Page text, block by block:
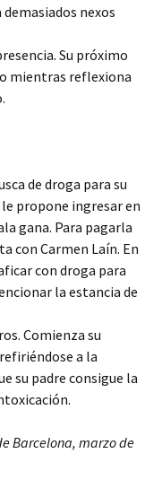
nexos
Su próximo
mientras reflexiona
de droga para su
propone ingresar en
gana. Para pagarla
con Carmen Laín. En
con droga para
la estancia de
Comienza su
a la
su padre consigue la
Barcelona, marzo de